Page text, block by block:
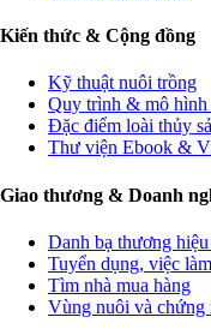
Kiến thức & Cộng đồng
Kỹ thuật nuôi trồng
Quy trình & mô hình
Đặc điểm loài thủy
Thư viện Ebook &
Giao thương & Doanh
Danh bạ thương
Tuyển dụng, việc làm
Tìm nhà mua hàng
Vùng nuôi và chứng